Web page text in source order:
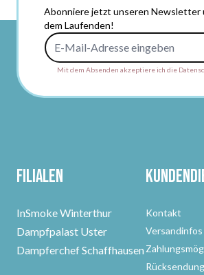
Abonniere jetzt unseren Newsletter
dem Laufenden!
Mit dem Absenden akzeptiere ich die
Filialen
InSmoke Winterthur
Dampfpalast Uster
Dampferchef Schaffhausen
Kontakt
Versandinfos
Rücksendung